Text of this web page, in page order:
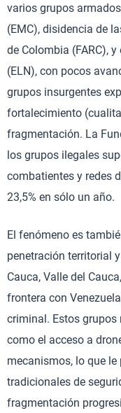
varios grupos
(EMC), disidencia de
de Colombia (FARC),
(ELN), con pocos
grupos insurgentes
fortalecimiento
fragmentación. La
los grupos ilegales
combatientes y redes
23,5% en sólo un año.
El fenómeno es
penetración territorial
Cauca, Valle del
frontera con
criminal. Estos
como el acceso a
mecanismos, lo que
tradicionales de
fragmentación